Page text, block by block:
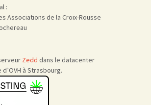
:
Associations de la Croix-Rousse
Zedd dans le datacenter
à Strasbourg.